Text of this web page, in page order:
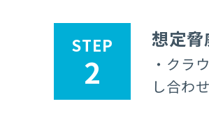
STEP
2
想定
・クラ
し合わ